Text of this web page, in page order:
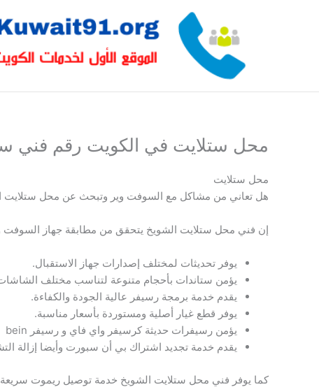
محل ستلايت في الكويت رقم فني ستلايت
محل ستلايت
هل تعاني من مشاكل مع السوفت وير وتبحث عن محل ستلايت
إن فني محل ستلايت الشويخ يتحقق من مطابقة جهاز السوفت
يوفر تحديثات لمختلف إصدارات جهاز الاستقبال.
يؤمن ستاندات بأحجام متنوعة لتناسب مختلف
يقدم خدمة برمجة رسيفر عالية الجودة والكفاءة.
يوفر قطع غيار أصلية ومستوردة بأسعار مناسبة.
يؤمن رسيفرات حديثة كرسيفر واي فاي و رسيفر bein
يقدم خدمة تجديد اشتراك بي أن سبورت وأيضا إزالة
كما يوفر فني محل ستلايت الشويخ خدمة توصيل ريموت سريعة